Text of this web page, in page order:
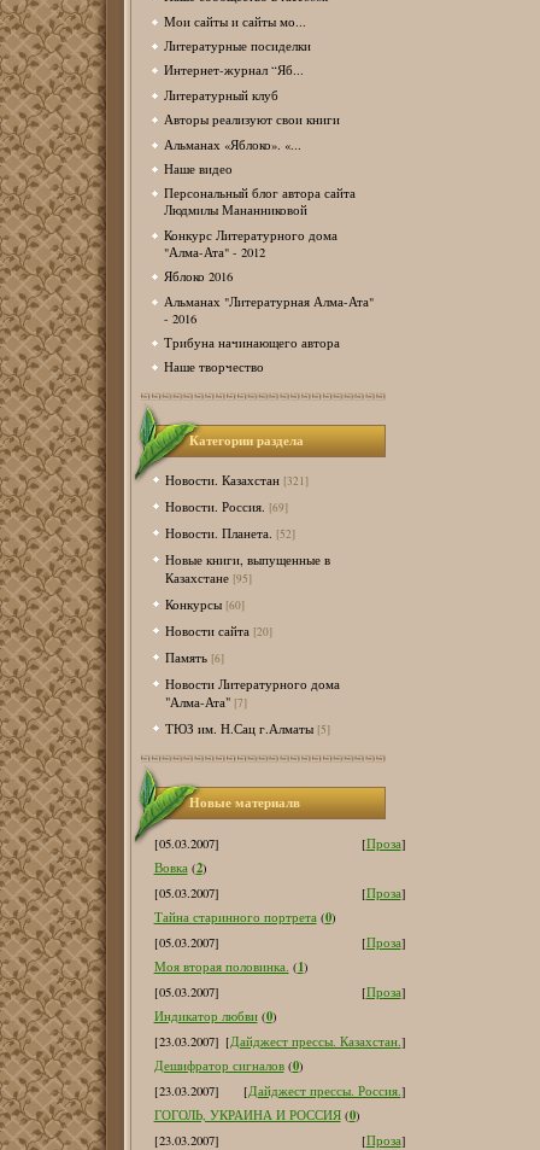
Мои сайты и сайты мо...
Литературные посиделки
Интернет-журнал “Яб...
Литературный клуб
Авторы реализуют свои книги
Альманах «Яблоко». «...
Наше видео
Персональный блог автора сайта
Людмилы Мананниковой
Конкурс Литературного дома
"Алма-Ата" - 2012
Яблоко 2016
Альманах "Литературная Алма-Ата"
- 2016
Трибуна начинающего автора
Наше творчество
Категории раздела
Новости. Казахстан [321]
Новости. Россия. [69]
Новости. Планета. [52]
Новые книги, выпущенные в
Казахстане [95]
Конкурсы [60]
Новости сайта [20]
Память [6]
Новости Литературного дома
"Алма-Ата" [7]
ТЮЗ им. Н.Сац г.Алматы [5]
Новые материалв
[05.03.2007] [Проза]
Вовка (2)
[05.03.2007]
[Проза]
Тайна старинного портрета (0)
[05.03.2007]
[Проза]
Моя вторая половинка. (1)
[05.03.2007]
[Проза]
Индикатор любви (0)
[23.03.2007] [Дайджест прессы. Казахстан.]
Дешифратор сигналов (0)
[23.03.2007]
[Дайджест прессы. Россия.]
ГОГОЛЬ, УКРАИНА И РОССИЯ (0)
[23.03.2007]
[Проза]